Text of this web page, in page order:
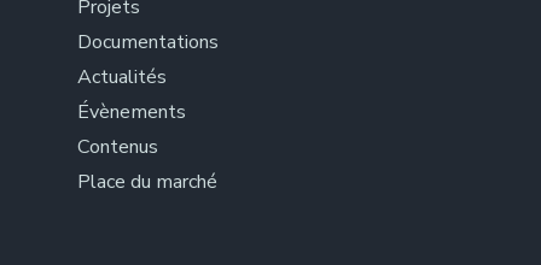
Projets
Documentations
Actualités
Évènements
Contenus
Place du marché